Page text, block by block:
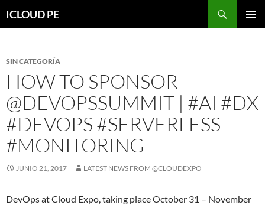
hacia
ICLOUD PE
SIN CATEGORÍA
HOW TO SPONSOR
@DEVOPSSUMMIT | #AI #DX
#DEVOPS #SERVERLESS
#MONITORING
JUNIO 21, 2017 LATEST NEWS FROM @CLOUDEXPO
DevOps at Cloud Expo, taking place October 31 – November